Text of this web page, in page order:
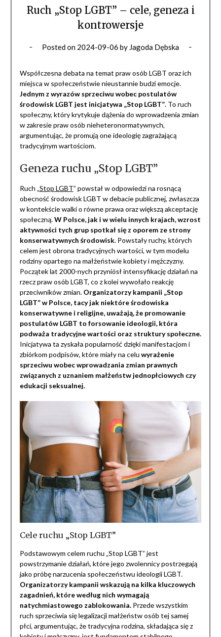
Ruch „Stop LGBT” – cele, geneza i
kontrowersje
Posted on 2024-09-06 by Jagoda Dębska
Współczesna debata na temat praw osób LGBT oraz ich
miejsca w społeczeństwie nieustannie budzi emocje.
Jednym z wyrazów sprzeciwu wobec postulatów
środowisk LGBT jest inicjatywa „Stop LGBT”. To ruch
społeczny, który krytykuje dążenia do wprowadzenia zmian
w zakresie praw osób nieheteronormatywnych,
argumentując, że promują one ideologię zagrażającą
tradycyjnym wartościom.
Geneza ruchu „Stop LGBT”
Ruch „Stop LGBT” powstał w odpowiedzi na rosnącą
obecność środowisk LGBT w debacie publicznej, zwłaszcza
w kontekście walki o równe prawa oraz większą akceptację
społeczną.W Polsce, jak i w wielu innych krajach, wzrost
aktywności tych grup spotkał się z oporem ze strony
konserwatywnych środowisk. Powstały ruchy, których
celem jest obrona tradycyjnych wartości, w tym modelu
rodziny opartego na małżeństwie kobiety i mężczyzny.
Początek lat 2000-nych przyniósł intensyfikację działań na
rzecz praw osób LGBT, co z kolei wywołało reakcję
przeciwników zmian. Organizatorzy kampanii „Stop
LGBT” w Polsce, tacy jak niektóre środowiska
konserwatywne i religijne, uważają, że promowanie
postulatów LGBT to forsowanie ideologii, która
podważa tradycyjne wartości oraz struktury społeczne.
Inicjatywa ta zyskała popularność dzięki manifestacjom i
zbiórkom podpisów, które miały na celu wyrażenie
sprzeciwu wobec wprowadzania zmian prawnych
związanych z uznaniem małżeństw jednopłciowych czy
edukacji seksualnej.
Cele ruchu „Stop LGBT”
Podstawowym celem ruchu „Stop LGBT” jest
powstrzymanie działań, które jego zwolennicy postrzegają
jako próbę narzucenia społeczeństwu ideologii LGBT.
Organizatorzy kampanii wskazują na kilka kluczowych
zagadnień, które według nich wymagają
natychmiastowego zablokowania.Przede wszystkim
ruch sprzeciwia się legalizacji małżeństw osób tej samej
płci, argumentując, że tradycyjna rodzina, składająca się z